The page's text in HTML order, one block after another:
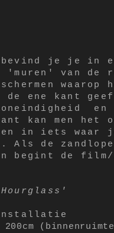
bevind je je in
'muren' van de
waarop
de ene kant
en
kan men het
in iets waar
Als de
begint de
installatie
200cm